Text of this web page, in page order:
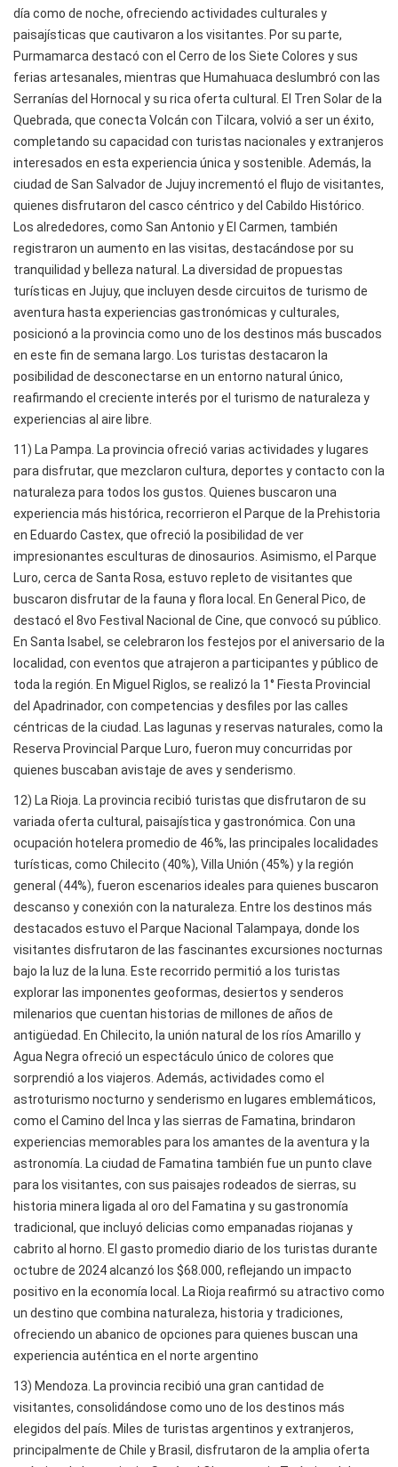
día como de noche, ofreciendo actividades culturales y
paisajísticas que cautivaron a los visitantes. Por su parte,
Purmamarca destacó con el Cerro de los Siete Colores y sus
ferias artesanales, mientras que Humahuaca deslumbró con las
Serranías del Hornocal y su rica oferta cultural. El Tren Solar de la
Quebrada, que conecta Volcán con Tilcara, volvió a ser un éxito,
completando su capacidad con turistas nacionales y extranjeros
interesados en esta experiencia única y sostenible. Además, la
ciudad de San Salvador de Jujuy incrementó el flujo de visitantes,
quienes disfrutaron del casco céntrico y del Cabildo Histórico.
Los alrededores, como San Antonio y El Carmen, también
registraron un aumento en las visitas, destacándose por su
tranquilidad y belleza natural. La diversidad de propuestas
turísticas en Jujuy, que incluyen desde circuitos de turismo de
aventura hasta experiencias gastronómicas y culturales,
posicionó a la provincia como uno de los destinos más buscados
en este fin de semana largo. Los turistas destacaron la
posibilidad de desconectarse en un entorno natural único,
reafirmando el creciente interés por el turismo de naturaleza y
experiencias al aire libre.
11) La Pampa. La provincia ofreció varias actividades y lugares
para disfrutar, que mezclaron cultura, deportes y contacto con la
naturaleza para todos los gustos. Quienes buscaron una
experiencia más histórica, recorrieron el Parque de la Prehistoria
en Eduardo Castex, que ofreció la posibilidad de ver
impresionantes esculturas de dinosaurios. Asimismo, el Parque
Luro, cerca de Santa Rosa, estuvo repleto de visitantes que
buscaron disfrutar de la fauna y flora local. En General Pico, de
destacó el 8vo Festival Nacional de Cine, que convocó su público.
En Santa Isabel, se celebraron los festejos por el aniversario de la
localidad, con eventos que atrajeron a participantes y público de
toda la región. En Miguel Riglos, se realizó la 1° Fiesta Provincial
del Apadrinador, con competencias y desfiles por las calles
céntricas de la ciudad. Las lagunas y reservas naturales, como la
Reserva Provincial Parque Luro, fueron muy concurridas por
quienes buscaban avistaje de aves y senderismo.
12) La Rioja. La provincia recibió turistas que disfrutaron de su
variada oferta cultural, paisajística y gastronómica. Con una
ocupación hotelera promedio de 46%, las principales localidades
turísticas, como Chilecito (40%), Villa Unión (45%) y la región
general (44%), fueron escenarios ideales para quienes buscaron
descanso y conexión con la naturaleza. Entre los destinos más
destacados estuvo el Parque Nacional Talampaya, donde los
visitantes disfrutaron de las fascinantes excursiones nocturnas
bajo la luz de la luna. Este recorrido permitió a los turistas
explorar las imponentes geoformas, desiertos y senderos
milenarios que cuentan historias de millones de años de
antigüedad. En Chilecito, la unión natural de los ríos Amarillo y
Agua Negra ofreció un espectáculo único de colores que
sorprendió a los viajeros. Además, actividades como el
astroturismo nocturno y senderismo en lugares emblemáticos,
como el Camino del Inca y las sierras de Famatina, brindaron
experiencias memorables para los amantes de la aventura y la
astronomía. La ciudad de Famatina también fue un punto clave
para los visitantes, con sus paisajes rodeados de sierras, su
historia minera ligada al oro del Famatina y su gastronomía
tradicional, que incluyó delicias como empanadas riojanas y
cabrito al horno. El gasto promedio diario de los turistas durante
octubre de 2024 alcanzó los $68.000, reflejando un impacto
positivo en la economía local. La Rioja reafirmó su atractivo como
un destino que combina naturaleza, historia y tradiciones,
ofreciendo un abanico de opciones para quienes buscan una
experiencia auténtica en el norte argentino
13) Mendoza. La provincia recibió una gran cantidad de
visitantes, consolidándose como uno de los destinos más
elegidos del país. Miles de turistas argentinos y extranjeros,
principalmente de Chile y Brasil, disfrutaron de la amplia oferta